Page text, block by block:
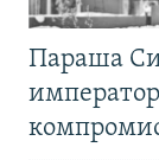
Параша